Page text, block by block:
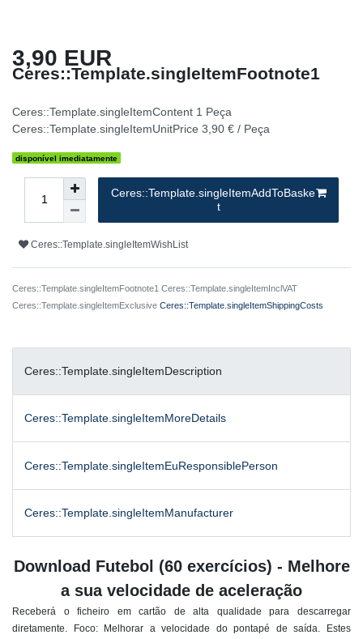
3,90 EUR
Ceres::Template.singleItemFootnote1
Ceres::Template.singleItemContent 1 Peça
Ceres::Template.singleItemUnitPrice 3,90 € / Peça
disponível imediatamente
Ceres::Template.singleItemAddToBaske
t
Ceres::Template.singleItemWishList
Ceres::Template.singleItemFootnote1 Ceres::Template.singleItemInclVAT
Ceres::Template.singleItemExclusive Ceres::Template.singleItemShippingCosts
Ceres::Template.singleItemDescription
Ceres::Template.singleItemMoreDetails
Ceres::Template.singleItemEuResponsiblePerson
Ceres::Template.singleItemManufacturer
Download Futebol (60 exercícios) - Melhore
a sua velocidade de aceleração
Receberá o ficheiro em cartão de alta qualidade para descarregar
diretamente. Foco: Melhorar a velocidade do pontapé de saída. Estes